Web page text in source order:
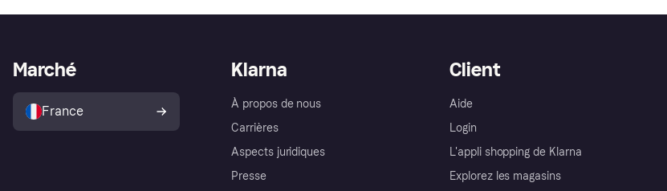
Klarna
À propos de nous
Carrières
Aspects juridiques
Presse
Client
Aide
Login
L'appli shopping de Klarna
Explorez les magasins
Marché
France